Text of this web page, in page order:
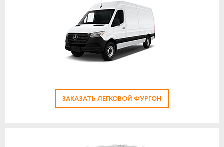
ЗАКАЗАТЬ ЛЕГКОВОЙ ФУРГОН